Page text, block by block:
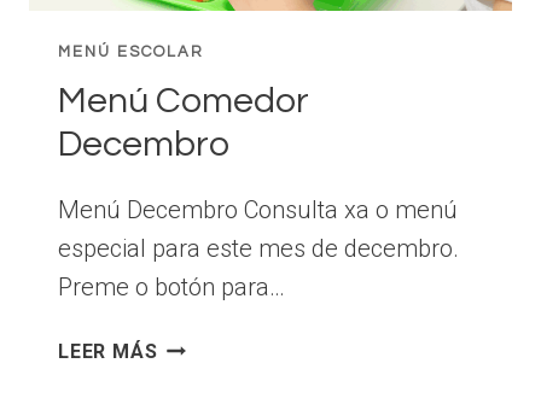
MENÚ ESCOLAR
Menú Comedor
Decembro
Menú Decembro Consulta xa o menú
especial para este mes de decembro.
Preme o botón para…
LEER MÁSMENÚ